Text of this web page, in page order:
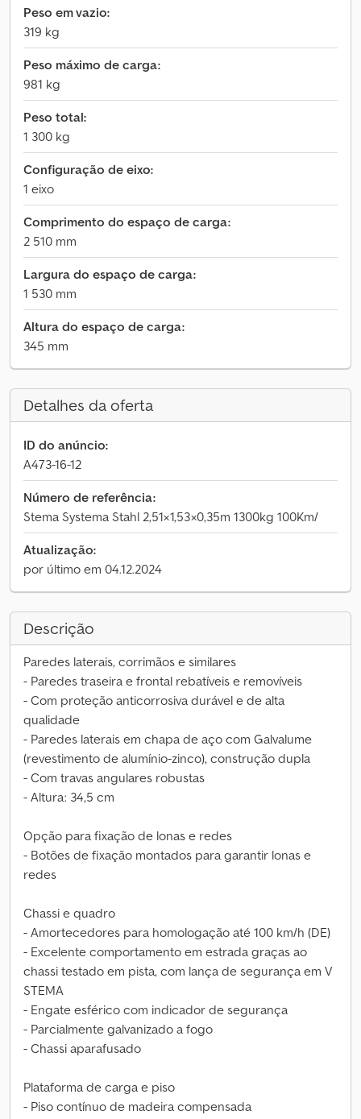
Peso em vazio:
319 kg
Peso máximo de carga:
981 kg
Peso total:
1 300 kg
Configuração de eixo:
1 eixo
Comprimento do espaço de carga:
2 510 mm
Largura do espaço de carga:
1 530 mm
Altura do espaço de carga:
345 mm
Detalhes da oferta
ID do anúncio:
A473-16-12
Número de referência:
Stema Systema Stahl 2,51×1,53×0,35m 1300kg 100Km/
Atualização:
por último em 04.12.2024
Descrição
Paredes laterais, corrimãos e similares
- Paredes traseira e frontal rebatíveis e removíveis
- Com proteção anticorrosiva durável e de alta
qualidade
- Paredes laterais em chapa de aço com Galvalume
(revestimento de alumínio-zinco), construção dupla
- Com travas angulares robustas
- Altura: 34,5 cm
Opção para fixação de lonas e redes
- Botões de fixação montados para garantir lonas e
redes
Chassi e quadro
- Amortecedores para homologação até 100 km/h (DE)
- Excelente comportamento em estrada graças ao
chassi testado em pista, com lança de segurança em V
STEMA
- Engate esférico com indicador de segurança
- Parcialmente galvanizado a fogo
- Chassi aparafusado
Plataforma de carga e piso
- Piso contínuo de madeira compensada